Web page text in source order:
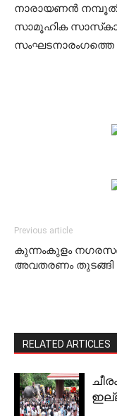
നാരായണന്‍
സാമൂഹിക
സംഘടനാരംഗത്തെ
Previous article
കുന്നംകുളം
അവതരണം തുടങ്ങി
RELATED ARTICLES